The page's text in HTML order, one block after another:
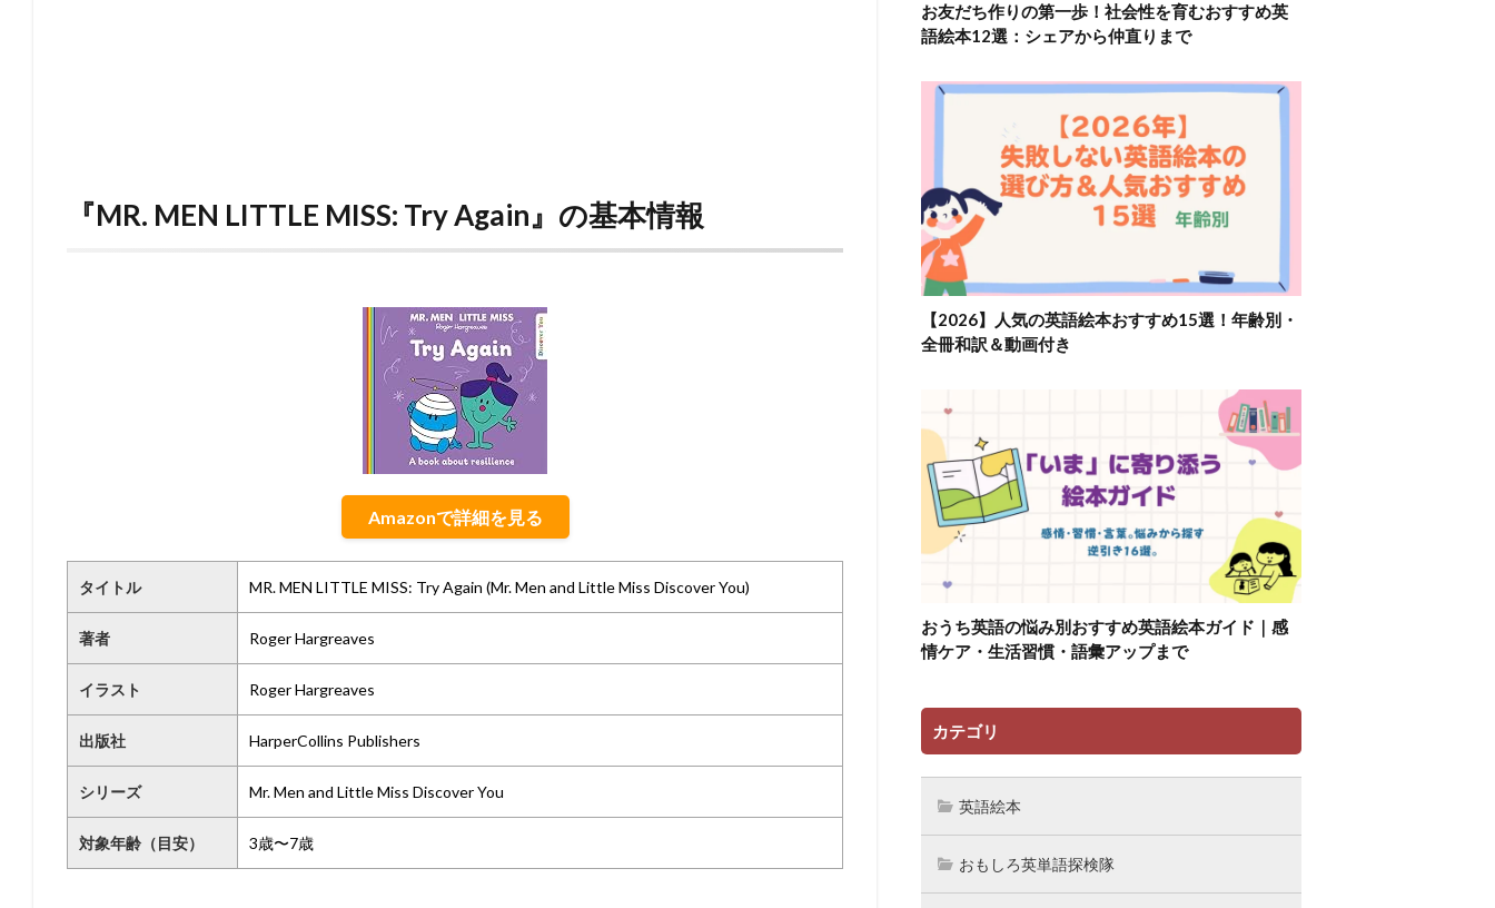
『MR. MEN LITTLE MISS: Try Again』の基本情報
Amazonで詳細を見る
タイトル MR. MEN LITTLE MISS: Try Again (Mr. Men and Little Miss Discover You)
著者 Roger Hargreaves
イラスト Roger Hargreaves
出版社 HarperCollins Publishers
シリーズ Mr. Men and Little Miss Discover You
対象年齢（目安） 3歳〜7歳
お友だち作りの第一歩！社会性を育むおすすめ英
語絵本12選：シェアから仲直りまで
【2026】人気の英語絵本おすすめ15選！年齢別・
全冊和訳＆動画付き
おうち英語の悩み別おすすめ英語絵本ガイド｜感
情ケア・生活習慣・語彙アップまで
カテゴリ
英語絵本
おもしろ英単語探検隊